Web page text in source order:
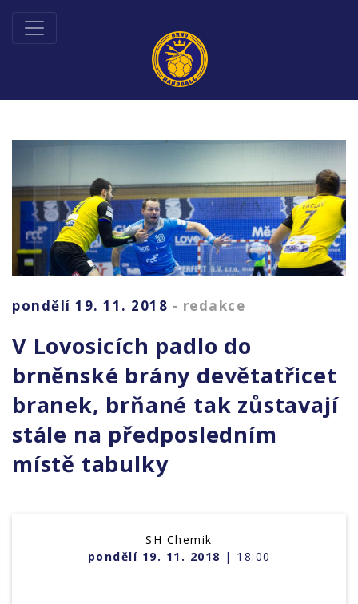
pondělí 19. 11. 2018 - redakce
V Lovosicích padlo do
brněnské brány devětatřicet
branek, brňané tak zůstavají
stále na předposledním
místě tabulky
SH Chemik
pondělí 19. 11. 2018 | 18:00